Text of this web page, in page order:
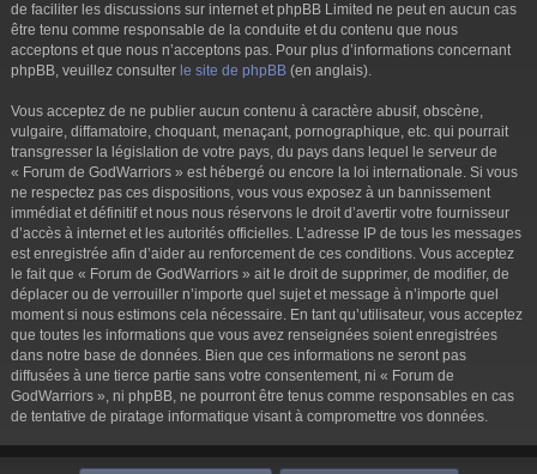
de faciliter les discussions sur internet et phpBB Limited ne peut en aucun cas
être tenu comme responsable de la conduite et du contenu que nous
acceptons et que nous n’acceptons pas. Pour plus d’informations concernant
phpBB, veuillez consulter le site de phpBB (en anglais).
Vous acceptez de ne publier aucun contenu à caractère abusif, obscène,
vulgaire, diffamatoire, choquant, menaçant, pornographique, etc. qui pourrait
transgresser la législation de votre pays, du pays dans lequel le serveur de
« Forum de GodWarriors » est hébergé ou encore la loi internationale. Si vous
ne respectez pas ces dispositions, vous vous exposez à un bannissement
immédiat et définitif et nous nous réservons le droit d’avertir votre fournisseur
d’accès à internet et les autorités officielles. L’adresse IP de tous les messages
est enregistrée afin d’aider au renforcement de ces conditions. Vous acceptez
le fait que « Forum de GodWarriors » ait le droit de supprimer, de modifier, de
déplacer ou de verrouiller n’importe quel sujet et message à n’importe quel
moment si nous estimons cela nécessaire. En tant qu’utilisateur, vous acceptez
que toutes les informations que vous avez renseignées soient enregistrées
dans notre base de données. Bien que ces informations ne seront pas
diffusées à une tierce partie sans votre consentement, ni « Forum de
GodWarriors », ni phpBB, ne pourront être tenus comme responsables en cas
de tentative de piratage informatique visant à compromettre vos données.